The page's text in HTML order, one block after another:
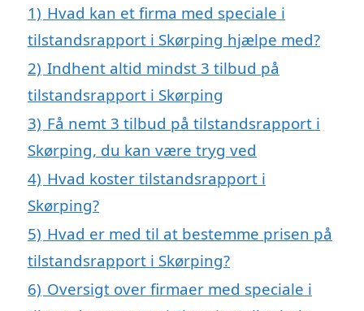
1) Hvad kan et firma med speciale i
tilstandsrapport i Skørping hjælpe med?
2) Indhent altid mindst 3 tilbud på
tilstandsrapport i Skørping
3) Få nemt 3 tilbud på tilstandsrapport i
Skørping, du kan være tryg ved
4) Hvad koster tilstandsrapport i
Skørping?
5) Hvad er med til at bestemme prisen på
tilstandsrapport i Skørping?
6) Oversigt over firmaer med speciale i